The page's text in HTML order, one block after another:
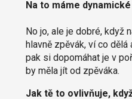
Na to máme
No jo, ale je dobré, když
hlavně zpěvák, ví co
pak si dopomáhat je v
by měla jít od zpěváka.
Jak tě to ovlivňuje,